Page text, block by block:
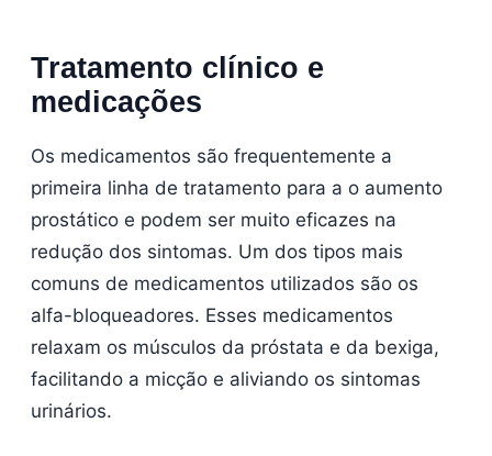
Tratamento clínico e
medicações
Os medicamentos são frequentemente a
primeira linha de tratamento para a o aumento
prostático e podem ser muito eficazes na
redução dos sintomas. Um dos tipos mais
comuns de medicamentos utilizados são os
alfa-bloqueadores. Esses medicamentos
relaxam os músculos da próstata e da bexiga,
facilitando a micção e aliviando os sintomas
urinários.